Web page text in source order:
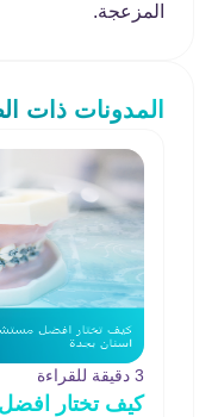
المزعجة.
المدونات ذات
3 دقيقة للقراءة
كيف تختار